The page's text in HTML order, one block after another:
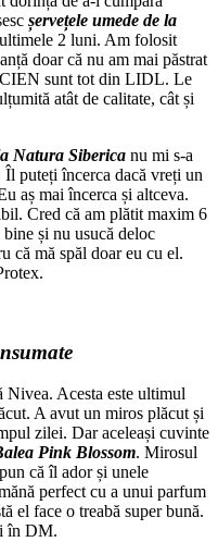
șervețele umede de la
2 luni. Am folosit
doar că nu am mai păstrat
CIEN sunt tot din LIDL. Le
atât de calitate, cât și
Natura Siberica nu mi s-a
puteți încerca dacă vreți un
aș mai încerca și altceva.
Cred că am plătit maxim 6
și nu usucă deloc
că mă spăl doar eu cu el.
Nivea. Acesta este ultimul
A avut un miros plăcut și
zilei. Dar aceleași cuvinte
Pink Blossom. Mirosul
că îl ador și unele
perfect cu a unui parfum
el face o treabă super bună.
în DM.